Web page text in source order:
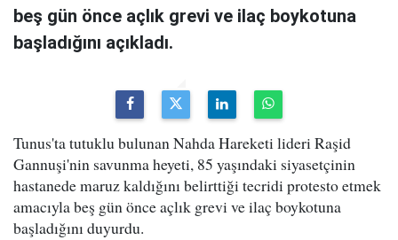
beş gün önce açlık grevi ve ilaç boykotuna
başladığını açıkladı.
Tunus'ta tutuklu bulunan Nahda Hareketi lideri Raşid
Gannuşi'nin savunma heyeti, 85 yaşındaki siyasetçinin
hastanede maruz kaldığını belirttiği tecridi protesto etmek
amacıyla beş gün önce açlık grevi ve ilaç boykotuna
başladığını duyurdu.